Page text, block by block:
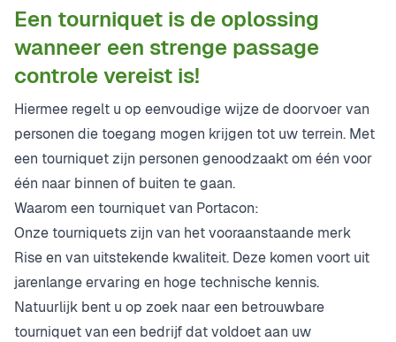
Een tourniquet is de oplossing
wanneer een strenge passage
controle vereist is!
Hiermee regelt u op eenvoudige wijze de doorvoer van
personen die toegang mogen krijgen tot uw terrein. Met
een tourniquet zijn personen genoodzaakt om één voor
één naar binnen of buiten te gaan.
Waarom een tourniquet van Portacon:
Onze tourniquets zijn van het vooraanstaande merk
Rise en van uitstekende kwaliteit. Deze komen voort uit
jarenlange ervaring en hoge technische kennis.
Natuurlijk bent u op zoek naar een betrouwbare
tourniquet van een bedrijf dat voldoet aan uw